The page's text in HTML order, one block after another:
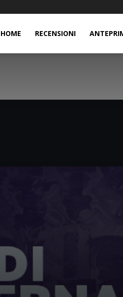
HOME RECENSIONI